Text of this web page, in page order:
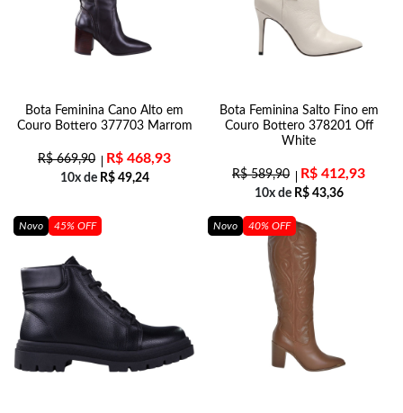
Bota Feminina Cano Alto em
Couro Bottero 377703 Marrom
R$669,90 R$ 468,93
10x de R$49,24
Bota Feminina Salto Fino em
Couro Bottero 378201 Off
White
R$589,90 R$ 412,93
10x de R$43,36
Novo 45% OFF Novo 40% OFF